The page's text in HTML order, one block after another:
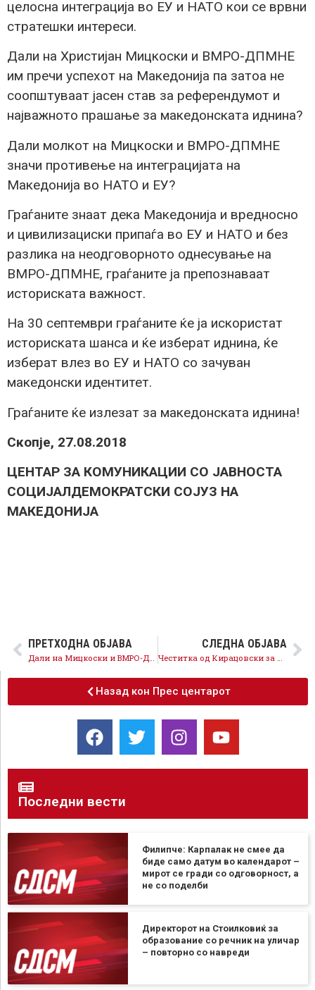
целосна интеграција во ЕУ и НАТО кои се врвни
стратешки интереси.
Дали на Христијан Мицкоски и ВМРО-ДПМНЕ
им пречи успехот на Македонија па затоа не
соопштуваат јасен став за референдумот и
најважното прашање за македонската иднина?
Дали молкот на Мицкоски и ВМРО-ДПМНЕ
значи противење на интеграцијата на
Македонија во НАТО и ЕУ?
Граѓаните знаат дека Македонија и вредносно
и цивилизациски припаѓа во ЕУ и НАТО и без
разлика на неодговорното однесување на
ВМРО-ДПМНЕ, граѓаните ја препознаваат
историската важност.
На 30 септември граѓаните ќе ја искористат
историската шанса и ќе изберат иднина, ќе
изберат влез во ЕУ и НАТО со зачуван
македонски идентитет.
Граѓаните ќе излезат за македонската иднина!
Скопје, 27.08.2018
ЦЕНТАР ЗА КОМУНИКАЦИИ СО ЈАВНОСТА
СОЦИЈАЛДЕМОКРАТСКИ СОЈУЗ НА
МАКЕДОНИЈА
ПРЕТХОДНА ОБЈАВА
Дали на Мицкоски и ВМРО-ДПМНЕ им пречи напредокот на Македонија кон ЕУ и НАТО па затоа не соопштуваат став за референдумот?
СЛЕДНА ОБЈАВА
Честитка од Кирацовски за Успение на Пресвета Богородица: Jа потврдуваме определбата за меѓусебно почитување и заеднички напредок
Назад кон Прес центарот
Последни вести
Филипче: Карпалак не смее да
биде само датум во календарот –
мирот се гради со одговорност, а
не со поделби
Директорот на Стоилковиќ за
образование со речник на уличар
– повторно со навреди